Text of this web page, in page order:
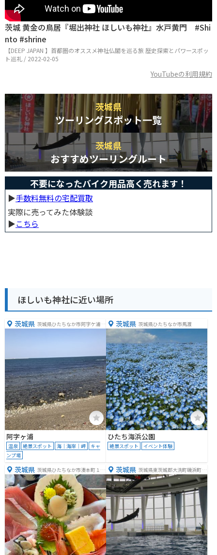
茨城 黄金の鳥居『堀出神社 ほしいも神社』水戸黄門 #Shi
nto #shrine
【DEEP JAPAN 】首都圏のオススメ神社仏閣を巡る旅 歴史探索とパワースポッ
ト巡礼 / 2022-02-05
YouTubeの利用規約
茨城県
ツーリングスポット一覧
茨城県
おすすめツーリングルート
不要になったバイク用品高く売れます！
▶︎手数料無料の宅配買取
実際に売ってみた体験談
▶︎こちら
ほしいも神社に近い場所
茨城県 茨城県ひたちなか市阿字ケ浦町
阿字ヶ浦
温泉 絶景スポット 海｜海岸｜岬
キャ
ンプ場
茨城県 茨城県ひたちなか市馬渡
ひたち海浜公園
絶景スポット イベント体験
茨城県 茨城県ひたちなか市湊本町１９
−８
茨城県 茨城県東茨城郡大洗町磯浜町８
２５２−３